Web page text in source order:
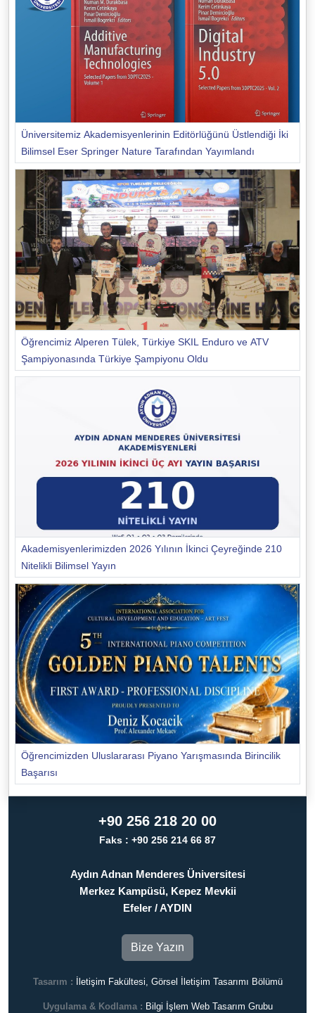
Üniversitemiz Akademisyenlerinin Editörlüğünü Üstlendiği İki
Bilimsel Eser Springer Nature Tarafından Yayımlandı
Öğrencimiz Alperen Tülek, Türkiye SKIL Enduro ve ATV
Şampiyonasında Türkiye Şampiyonu Oldu
Akademisyenlerimizden 2026 Yılının İkinci Çeyreğinde 210
Nitelikli Bilimsel Yayın
Öğrencimizden Uluslararası Piyano Yarışmasında Birincilik
Başarısı
+90 256 218 20 00
Faks : +90 256 214 66 87
Aydın Adnan Menderes Üniversitesi
Merkez Kampüsü, Kepez Mevkii
Efeler / AYDIN
Bize Yazın
Tasarım : İletişim Fakültesi, Görsel İletişim Tasarımı Bölümü
Uygulama & Kodlama : Bilgi İşlem Web Tasarım Grubu